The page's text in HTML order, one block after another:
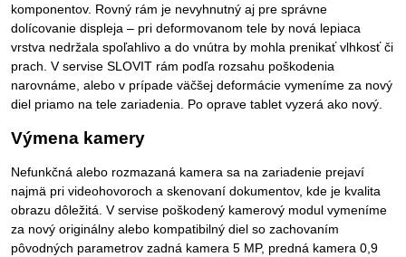
komponentov. Rovný rám je nevyhnutný aj pre správne
dolícovanie displeja – pri deformovanom tele by nová lepiaca
vrstva nedržala spoľahlivo a do vnútra by mohla prenikať vlhkosť či
prach. V servise SLOVIT rám podľa rozsahu poškodenia
narovnáme, alebo v prípade väčšej deformácie vymeníme za nový
diel priamo na tele zariadenia. Po oprave tablet vyzerá ako nový.
Výmena kamery
Nefunkčná alebo rozmazaná kamera sa na zariadenie prejaví
najmä pri videohovoroch a skenovaní dokumentov, kde je kvalita
obrazu dôležitá. V servise poškodený kamerový modul vymeníme
za nový originálny alebo kompatibilný diel so zachovaním
pôvodných parametrov zadná kamera 5 MP, predná kamera 0,9